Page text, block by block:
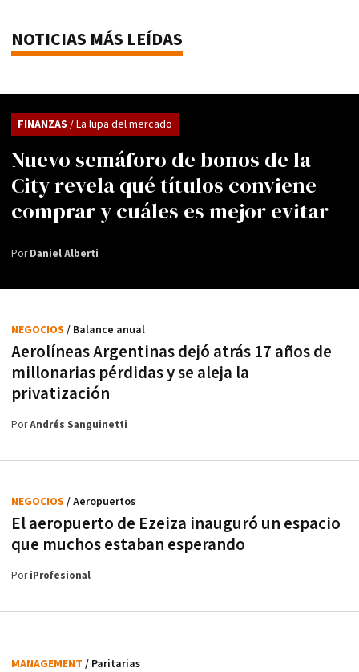
NOTICIAS MÁS LEÍDAS
Nuevo semáforo de bonos de la
City revela qué títulos conviene
comprar y cuáles es mejor evitar
FINANZAS / La lupa del mercado
PorDaniel Alberti
Aerolíneas Argentinas dejó atrás 17 años de
millonarias pérdidas y se aleja la
privatización
NEGOCIOS / Balance anual
PorAndrés Sanguinetti
El aeropuerto de Ezeiza inauguró un espacio
que muchos estaban esperando
NEGOCIOS / Aeropuertos
PoriProfesional
MANAGEMENT / Paritarias